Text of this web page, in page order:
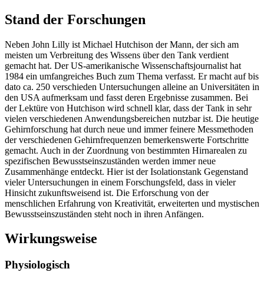
Stand der Forschungen
Neben John Lilly ist Michael Hutchison der Mann, der sich am
meisten um Verbreitung des Wissens über den Tank verdient
gemacht hat. Der US-amerikanische Wissenschaftsjournalist hat
1984 ein umfangreiches Buch zum Thema verfasst. Er macht auf bis
dato ca. 250 verschieden Untersuchungen alleine an Universitäten in
den USA aufmerksam und fasst deren Ergebnisse zusammen. Bei
der Lektüre von Hutchison wird schnell klar, dass der Tank in sehr
vielen verschiedenen Anwendungsbereichen nutzbar ist. Die heutige
Gehirnforschung hat durch neue und immer feinere Messmethoden
der verschiedenen Gehirnfrequenzen bemerkenswerte Fortschritte
gemacht. Auch in der Zuordnung von bestimmten Hirnarealen zu
spezifischen Bewusstseinszuständen werden immer neue
Zusammenhänge entdeckt. Hier ist der Isolationstank Gegenstand
vieler Untersuchungen in einem Forschungsfeld, dass in vieler
Hinsicht zukunftsweisend ist. Die Erforschung von der
menschlichen Erfahrung von Kreativität, erweiterten und mystischen
Bewusstseinszuständen steht noch in ihren Anfängen.
Wirkungsweise
Physiologisch